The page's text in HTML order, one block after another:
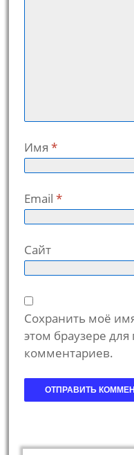
Имя *
Email *
Сайт
Сохранить моё
этом браузере
комментариев.